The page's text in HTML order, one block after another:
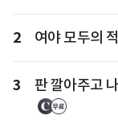
2 여야 모두의
3 판 깔아주고